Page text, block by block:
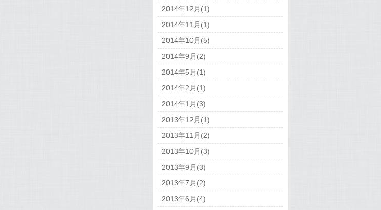
2014年12月(1)
2014年11月(1)
2014年10月(5)
2014年9月(2)
2014年5月(1)
2014年2月(1)
2014年1月(3)
2013年12月(1)
2013年11月(2)
2013年10月(3)
2013年9月(3)
2013年7月(2)
2013年6月(4)